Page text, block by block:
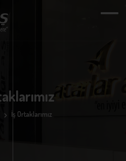
İş Ortaklarımız